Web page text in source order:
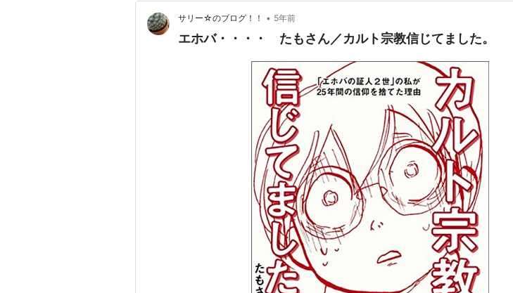
サリー☆のブログ！！ • 5年前
エホバ・・・・ たもさん／カルト宗教信じてました。